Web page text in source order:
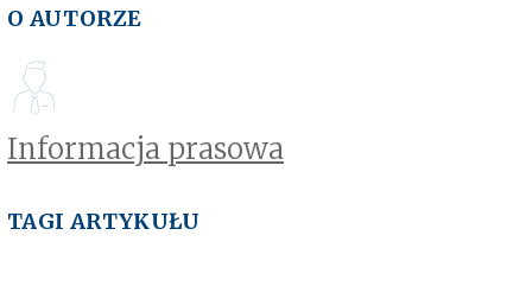
O AUTORZE
Informacja prasowa
TAGI ARTYKUŁU